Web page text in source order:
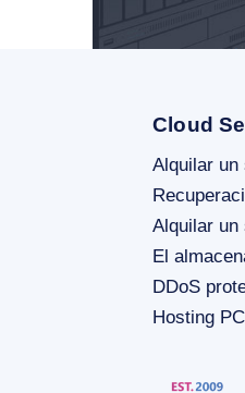
Cloud
Alquilar un
Alquilar un
El
DDoS
Hosting